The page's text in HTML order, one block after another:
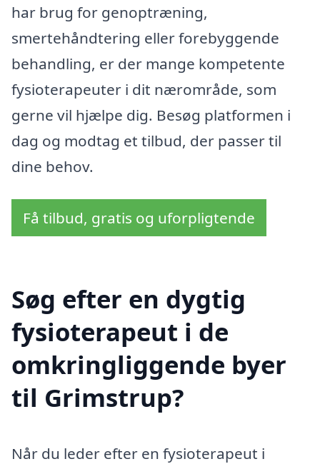
har brug for genoptræning,
smertehåndtering eller forebyggende
behandling, er der mange kompetente
fysioterapeuter i dit nærområde, som
gerne vil hjælpe dig. Besøg platformen i
dag og modtag et tilbud, der passer til
dine behov.
Få tilbud, gratis og uforpligtende
Søg efter en dygtig
fysioterapeut i de
omkringliggende byer
til Grimstrup?
Når du leder efter en fysioterapeut i